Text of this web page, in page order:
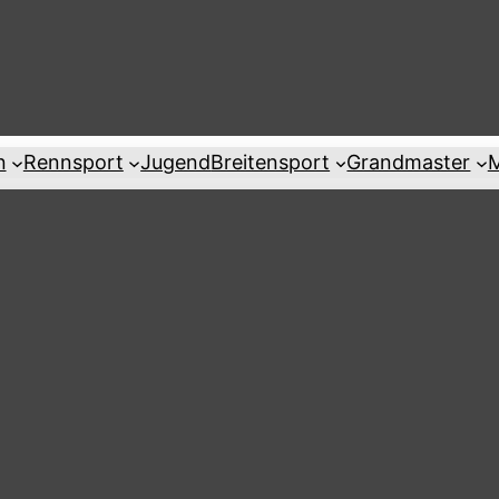
Rennsport JugendBreitensport Grandmaster